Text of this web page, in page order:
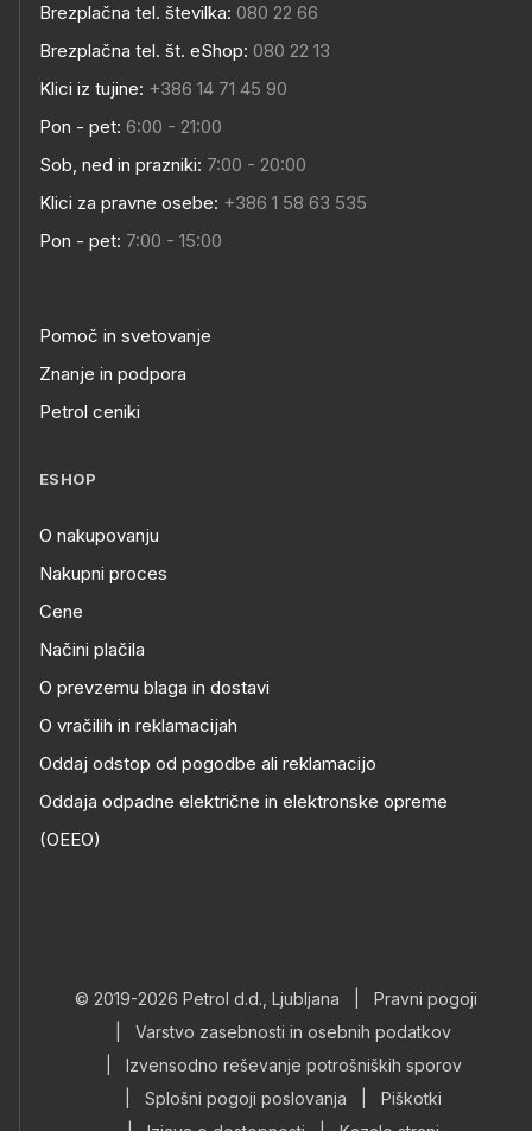
Brezplačna tel. številka: 080 22 66
Brezplačna tel. št. eShop: 080 22 13
Klici iz tujine: +386 14 71 45 90
Pon - pet: 6:00 - 21:00
Sob, ned in prazniki: 7:00 - 20:00
Klici za pravne osebe: +386 1 58 63 535
Pon - pet: 7:00 - 15:00
Pomoč in svetovanje
Znanje in podpora
Petrol ceniki
ESHOP
O nakupovanju
Nakupni proces
Cene
Načini plačila
O prevzemu blaga in dostavi
O vračilih in reklamacijah
Oddaj odstop od pogodbe ali reklamacijo
Oddaja odpadne električne in elektronske opreme
(OEEO)
© 2019-2026 Petrol d.d., Ljubljana
Pravni pogoji
Varstvo zasebnosti in osebnih podatkov
Izvensodno reševanje potrošniških sporov
Splošni pogoji poslovanja
Piškotki